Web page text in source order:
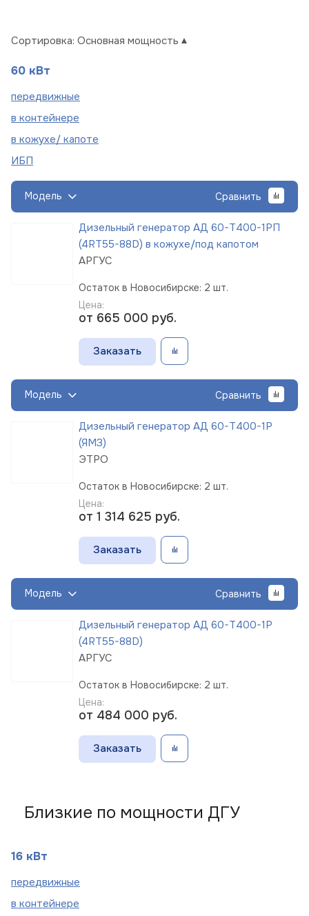
Сортировка: Основная мощность
60 кВт
передвижные
в контейнере
в кожухе/ капоте
ИБП
Модель Сравнить
Дизельный генератор АД 60-Т400-1РП
(4RT55-88D) в кожухе/под капотом
АРГУС
Остаток в Новосибирске: 2 шт.
Цена:
от 665 000 руб.
Заказать
Модель Сравнить
Дизельный генератор АД 60-Т400-1Р
(ЯМЗ)
ЭТРО
Остаток в Новосибирске: 2 шт.
Цена:
от 1 314 625 руб.
Заказать
Модель Сравнить
Дизельный генератор АД 60-Т400-1Р
(4RT55-88D)
АРГУС
Остаток в Новосибирске: 2 шт.
Цена:
от 484 000 руб.
Заказать
Близкие по мощности ДГУ
16 кВт
передвижные
в контейнере